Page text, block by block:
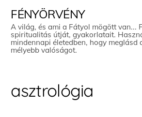
content
FÉNYÖRVÉNY
A világ, és ami a Fátyol mögött van...
spiritualitás útját, gyakorlatait.
mindennapi életedben, hogy meglásd
mélyebb valóságot.
asztrológia